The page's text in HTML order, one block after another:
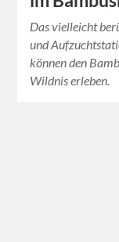
Das vielleicht
und
können den
Wildnis erleben.